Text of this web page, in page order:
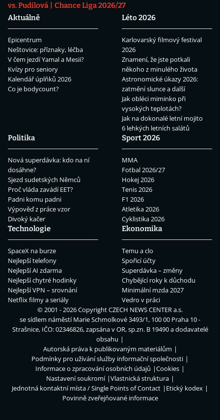
vs. Pudilová
Chance Liga 2026/27
Aktuálně
Epicentrum
Neštovice: příznaky, léčba
V čem jezdí Yamal a Mesii?
Kvízy pro seniory
Kalendář úplňků 2026
Co je bodycount?
Léto 2026
Karlovarský filmový festival
2026
Znamení, že jste potkali
někoho z minulého života
Astronomické úkazy 2026:
zatmění slunce a další
Jak obléci miminko při
vysokých teplotách?
Jak na dokonalé letní mojito
6 lehkých letních salátů
Politika
Nová superdávka: kdo na ní
dosáhne?
Sjezd sudetských Němců
Proč vláda zavádí EET?
Padni komu padni
Výpověď z práce vzor
Divoký kačer
Sport 2026
MMA
Fotbal 2026/27
Hokej 2026
Tenis 2026
F1 2026
Atletika 2026
Cyklistika 2026
Technologie
SpaceX na burze
Nejlepší telefony
Nejlepší AI zdarma
Nejlepší chytré hodinky
Nejlepší VPN – srovnání
Netflix filmy a seriály
Ekonomika
Temu a clo
Spořicí účty
Superdávka – změny
Chybějící roky k důchodu
Minimální mzda 2027
Vedro v práci
© 2001 - 2026 CopyrightCZECH NEWS CENTER a.s.
se sídlem náměstí Marie Schmolkové 3493/1, 100 00 Praha 10 -
Strašnice, IČO: 02346826, zapsána v OR, sp.zn. B 19490 a dodavatelé
obsahu
Autorská práva k publikovaným materiálům
Podmínky pro užívání služby informační společnosti
Informace o zpracování osobních údajů
Cookies
Nastavení soukromí
Vlastnická struktura
Jednotná kontaktní místa / Single Points of Contact
Etický kodex
Povinně zveřejňované informace